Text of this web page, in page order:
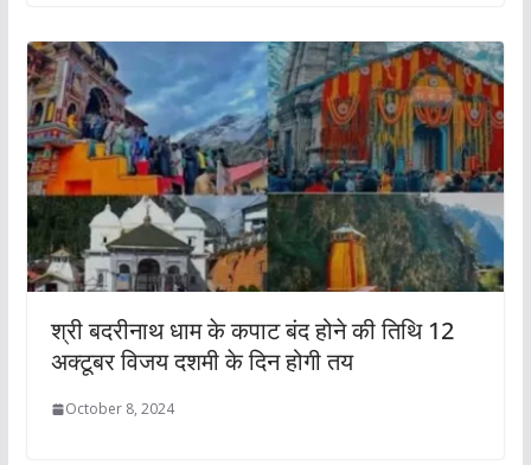
श्री बदरीनाथ धाम के कपाट बंद होने की तिथि 12
अक्टूबर विजय दशमी के दिन होगी तय
October 8, 2024